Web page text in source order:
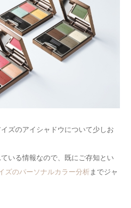
ズのアイシャドウについて少しお
いる情報なので、既にご存知とい
ズのパーソナルカラー分析までジャ